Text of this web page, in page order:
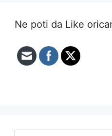
Ne poti da Like